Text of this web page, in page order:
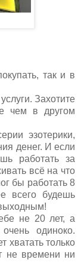
так и в
Захотите
чем в другом
эзотерики,
денег. И если
работать за
всё на что
бы работать 8
всего будешь
не 20 лет, а
одиноко.
хватать только
не времени ни